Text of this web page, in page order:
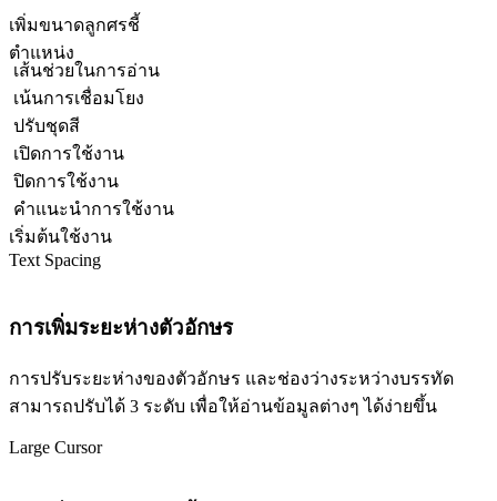
เพิ่มขนาดลูกศรชี้
ตำแหน่ง
เส้นช่วยในการอ่าน
เน้นการเชื่อมโยง
ปรับชุดสี
เปิดการใช้งาน
ปิดการใช้งาน
คำแนะนำการใช้งาน
เริ่มต้นใช้งาน
Text Spacing
การเพิ่มระยะห่างตัวอักษร
การปรับระยะห่างของตัวอักษร และช่องว่างระหว่างบรรทัด
สามารถปรับได้ 3 ระดับ เพื่อให้อ่านข้อมูลต่างๆ ได้ง่ายขึ้น
Large Cursor